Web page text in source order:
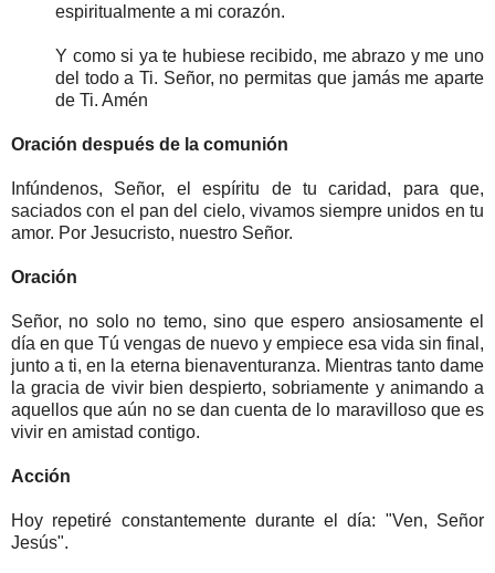
espiritualmente a mi corazón.
Y como si ya te hubiese recibido, me abrazo y me uno
del todo a Ti. Señor, no permitas que jamás me aparte
de Ti. Amén
Oración después de la comunión
Infúndenos, Señor, el espíritu de tu caridad, para que,
saciados con el pan del cielo, vivamos siempre unidos en tu
amor. Por Jesucristo, nuestro Señor.
Oración
Señor, no solo no temo, sino que espero ansiosamente el
día en que Tú vengas de nuevo y empiece esa vida sin final,
junto a ti, en la eterna bienaventuranza. Mientras tanto dame
la gracia de vivir bien despierto, sobriamente y animando a
aquellos que aún no se dan cuenta de lo maravilloso que es
vivir en amistad contigo.
Acción
Hoy repetiré constantemente durante el día: "Ven, Señor
Jesús".